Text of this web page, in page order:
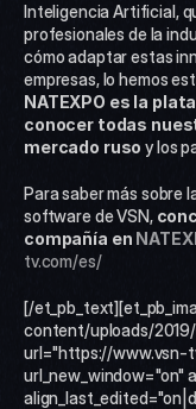
Inteligencia Artificial,
profesionales de la
cómo adaptar estas
NATEXPO es la
conocer todas
mercado ruso y los
Para saber más sobre
software de VSN,
compañía en
tv.com/es/
[/
content/uploads/
url="https://www.vsn-
url_new_window="on"